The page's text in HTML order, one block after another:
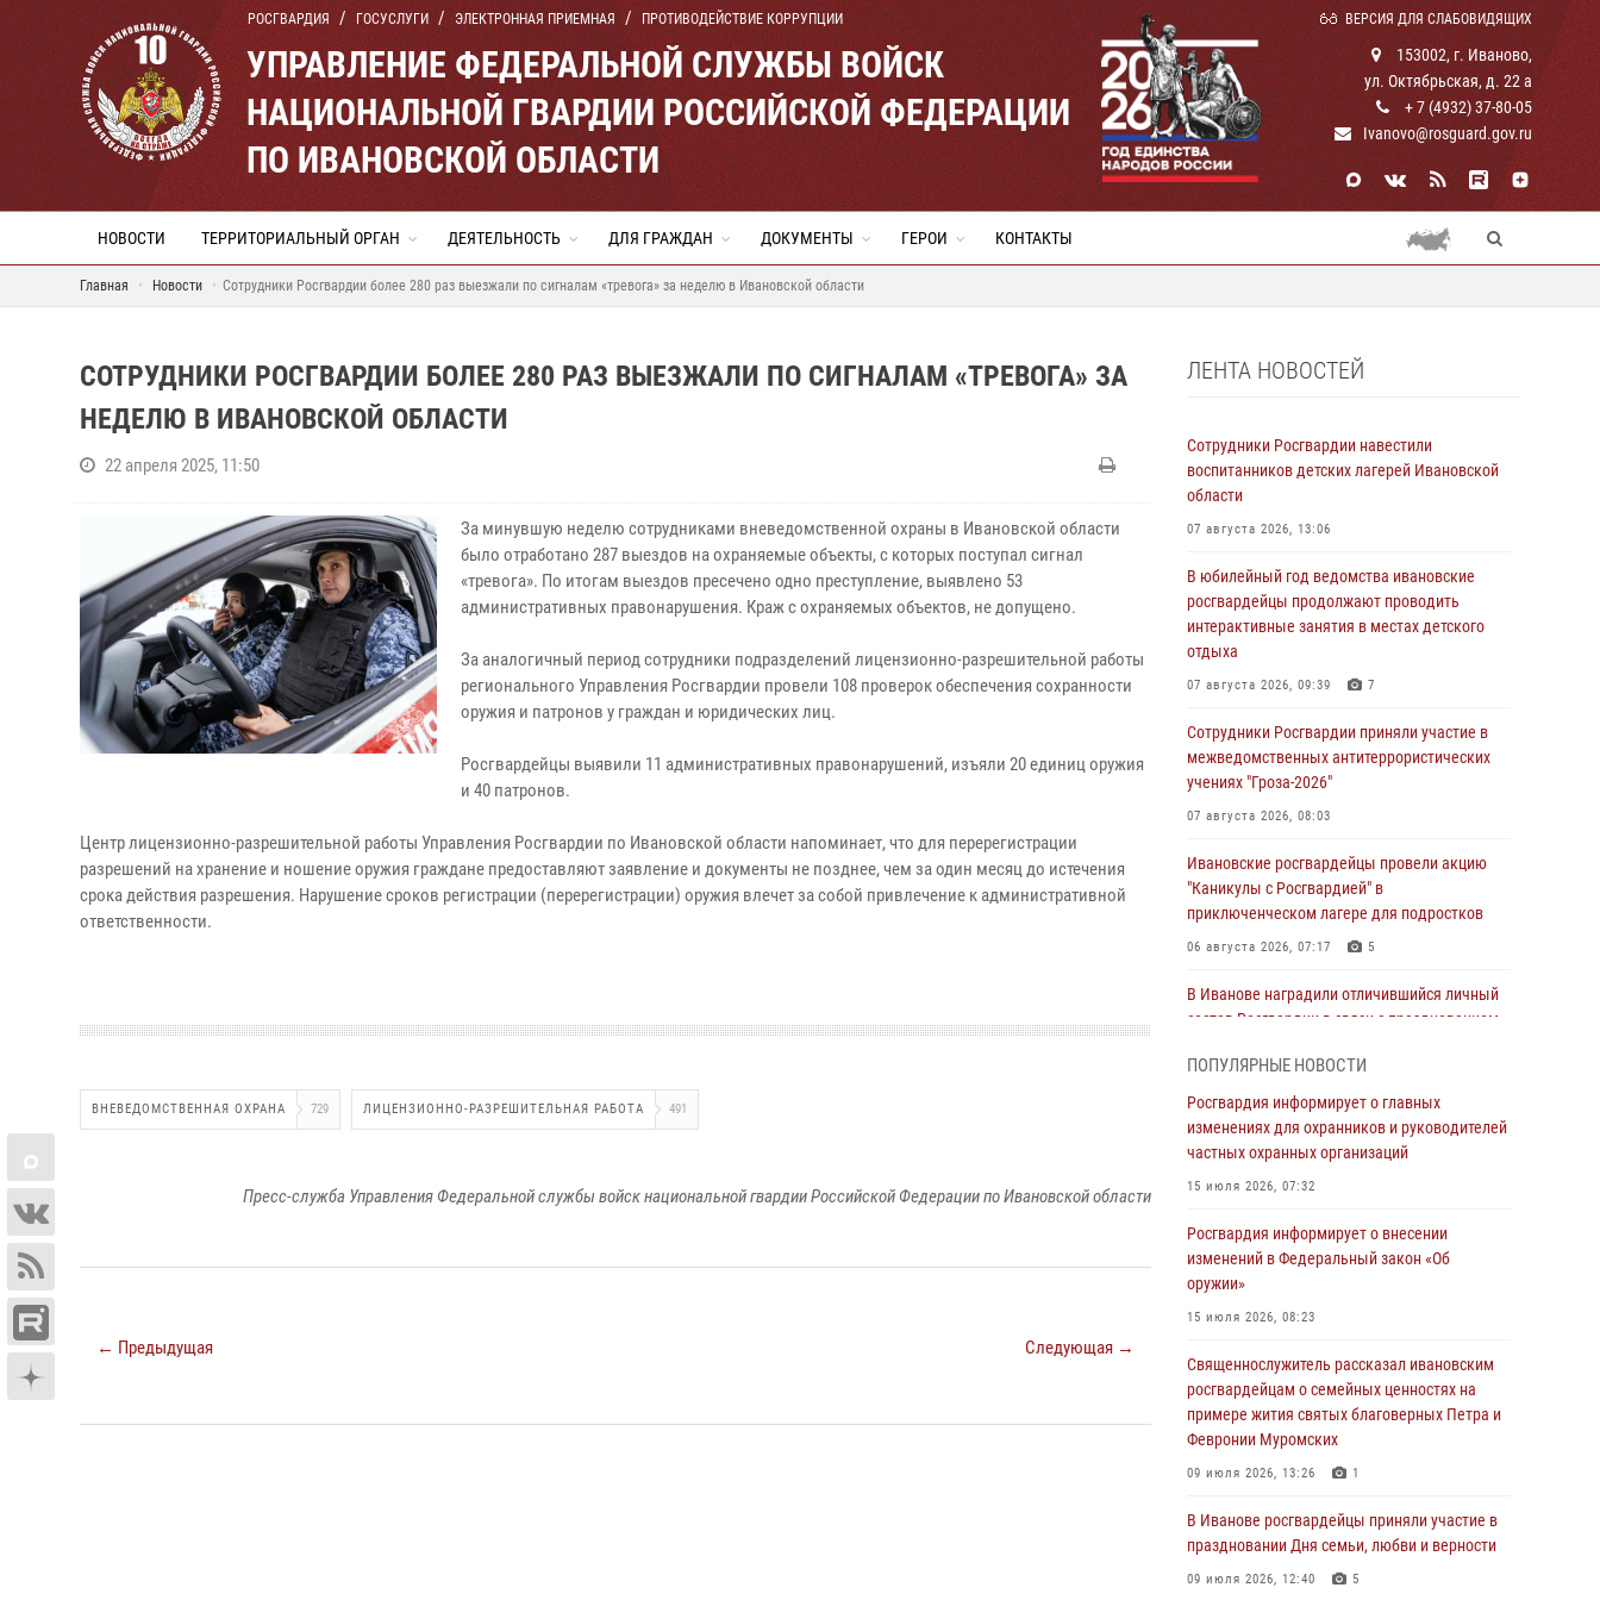
РОСГВАРДИЯ ГОСУСЛУГИ ЭЛЕКТРОННАЯ ПРИЕМНАЯ ПРОТИВОДЕЙСТВИЕ КОРРУПЦИИ ВЕРСИЯ ДЛЯ СЛАБОВИДЯЩИХ
УПРАВЛЕНИЕ ФЕДЕРАЛЬНОЙ СЛУЖБЫ ВОЙСК
НАЦИОНАЛЬНОЙ ГВАРДИИ РОССИЙСКОЙ ФЕДЕРАЦИИ
ПО ИВАНОВСКОЙ ОБЛАСТИ
153002, г. Иваново,
ул. Октябрьская, д. 22 а
+ 7 (4932) 37-80-05
Ivanovo@rosguard.gov.ru
НОВОСТИ ТЕРРИТОРИАЛЬНЫЙ ОРГАН ДЕЯТЕЛЬНОСТЬ ДЛЯ ГРАЖДАН ДОКУМЕНТЫ ГЕРОИ КОНТАКТЫ
Главная Новости Сотрудники Росгвардии более 280 раз выезжали по сигналам «тревога» за неделю в Ивановской области
СОТРУДНИКИ РОСГВАРДИИ БОЛЕЕ 280 РАЗ ВЫЕЗЖАЛИ ПО СИГНАЛАМ «ТРЕВОГА» ЗА
НЕДЕЛЮ В ИВАНОВСКОЙ ОБЛАСТИ
22 апреля 2025, 11:50
За минувшую неделю сотрудниками вневедомственной охраны в Ивановской области
было отработано 287 выездов на охраняемые объекты, с которых поступал сигнал
«тревога». По итогам выездов пресечено одно преступление, выявлено 53
административных правонарушения. Краж с охраняемых объектов, не допущено.
За аналогичный период сотрудники подразделений лицензионно-разрешительной работы
регионального Управления Росгвардии провели 108 проверок обеспечения сохранности
оружия и патронов у граждан и юридических лиц.
Росгвардейцы выявили 11 административных правонарушений, изъяли 20 единиц оружия
и 40 патронов.
Центр лицензионно-разрешительной работы Управления Росгвардии по Ивановской области напоминает, что для перерегистрации
разрешений на хранение и ношение оружия граждане предоставляют заявление и документы не позднее, чем за один месяц до истечения
срока действия разрешения. Нарушение сроков регистрации (перерегистрации) оружия влечет за собой привлечение к административной
ответственности.
ВНЕВЕДОМСТВЕННАЯ ОХРАНА 729 ЛИЦЕНЗИОННО-РАЗРЕШИТЕЛЬНАЯ РАБОТА 491
Пресс-служба Управления Федеральной службы войск национальной гвардии Российской Федерации по Ивановской области
← Предыдущая Следующая →
ЛЕНТА НОВОСТЕЙ
Сотрудники Росгвардии навестили
воспитанников детских лагерей Ивановской
области
07 августа 2026, 13:06
В юбилейный год ведомства ивановские
росгвардейцы продолжают проводить
интерактивные занятия в местах детского
отдыха
07 августа 2026, 09:39 7
Сотрудники Росгвардии приняли участие в
межведомственных антитеррористических
учениях "Гроза-2026"
07 августа 2026, 08:03
Ивановские росгвардейцы провели акцию
"Каникулы с Росгвардией" в
приключенческом лагере для подростков
06 августа 2026, 07:17 5
В Иванове наградили отличившийся личный
состав Росгвардии в связи с празднованием
В Иванове росгвардейцы оказали помощь
пожилому мужчине, которому стало плохо во
В Иванове личный состав Росгвардии принял
участие в торжественных мероприятиях,
02 августа 2026, 11:46 13
Мероприятия в рамках акции «Каникулы с
Росгвардией» продолжаются в Ивановской
В Ивановской области при содействии
Росгвардии задержаны подозреваемые в
ПОПУЛЯРНЫЕ НОВОСТИ
Росгвардия информирует о главных
изменениях для охранников и руководителей
частных охранных организаций
15 июля 2026, 07:32
Росгвардия информирует о внесении
изменений в Федеральный закон «Об
оружии»
15 июля 2026, 08:23
Священнослужитель рассказал ивановским
росгвардейцам о семейных ценностях на
примере жития святых благоверных Петра и
Февронии Муромских
09 июля 2026, 13:26 1
В Иванове росгвардейцы приняли участие в
праздновании Дня семьи, любви и верности
09 июля 2026, 12:40 5